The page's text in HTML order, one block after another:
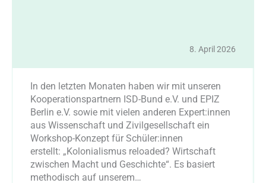
8. April 2026
In den letzten Monaten haben wir mit unseren
Kooperationspartnern ISD-Bund e.V. und EPIZ
Berlin e.V. sowie mit vielen anderen Expert:innen
aus Wissenschaft und Zivilgesellschaft ein
Workshop-Konzept für Schüler:innen
erstellt: „Kolonialismus reloaded? Wirtschaft
zwischen Macht und Geschichte“. Es basiert
methodisch auf unserem…